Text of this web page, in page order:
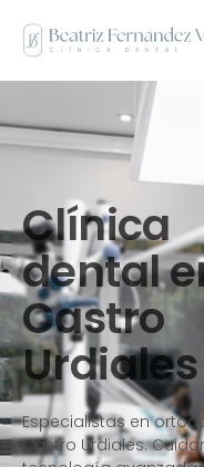
Clínica
dental
Castro
Urdiales
Especialistas en
Castro Urdiales.